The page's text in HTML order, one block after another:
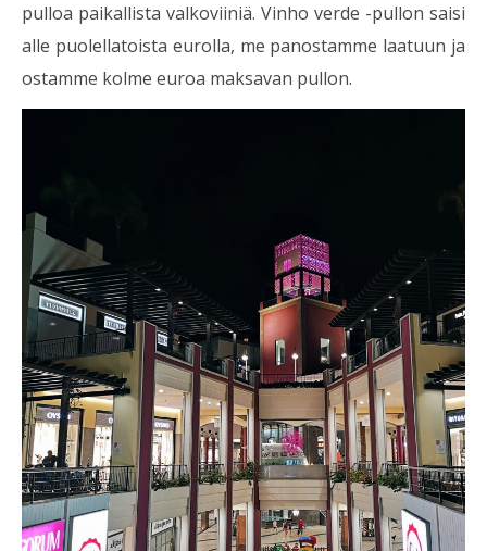
pulloa paikallista valkoviiniä. Vinho verde -pullon saisi
alle puolellatoista eurolla, me panostamme laatuun ja
ostamme kolme euroa maksavan pullon.